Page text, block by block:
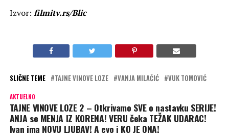
Izvor: filmitv.rs/Blic
SLIČNE TEME TAJNE VINOVE LOZE VANJA MILAČIĆ VUK TOMOVIĆ
AKTUELNO
TAJNE VINOVE LOZE 2 – Otkrivamo SVE o nastavku SERIJE!
ANJA se MENJA IZ KORENA! VERU čeka TEŽAK UDARAC!
Ivan ima NOVU LJUBAV! A evo i KO JE ONA!